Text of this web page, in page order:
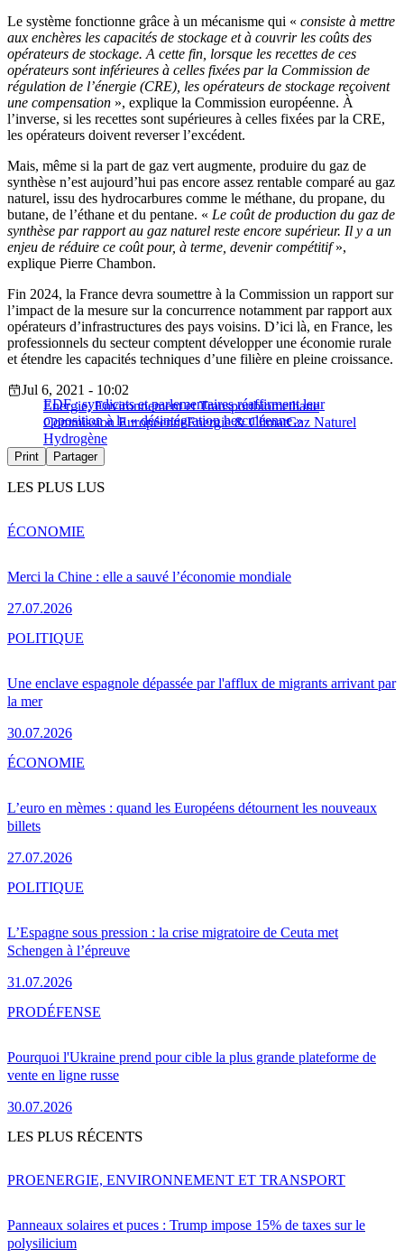
Le système fonctionne grâce à un mécanisme qui « consiste à mettre
aux enchères les capacités de stockage et à couvrir les coûts des
opérateurs de stockage. A cette fin, lorsque les recettes de ces
opérateurs sont inférieures à celles fixées par la Commission de
régulation de l’énergie (CRE), les opérateurs de stockage reçoivent
une compensation », explique la Commission européenne. À
l’inverse, si les recettes sont supérieures à celles fixées par la CRE,
les opérateurs doivent reverser l’excédent.
Mais, même si la part de gaz vert augmente, produire du gaz de
synthèse n’est aujourd’hui pas encore assez rentable comparé au gaz
naturel, issu des hydrocarbures comme le méthane, du propane, du
butane, de l’éthane et du pentane. « Le coût de production du gaz de
synthèse par rapport au gaz naturel reste encore supérieur. Il y a un
enjeu de réduire ce coût pour, à terme, devenir compétitif»,
explique Pierre Chambon.
Fin 2024, la France devra soumettre à la Commission un rapport sur
l’impact de la mesure sur la concurrence notamment par rapport aux
opérateurs d’infrastructures des pays voisins. D’ici là, en France, les
professionnels du secteur comptent développer une économie rurale
et étendre les capacités techniques d’une filière en pleine croissance.
EDF : syndicats et parlementaires réaffirment leur
opposition à la « désintégration herculéenne »
Jul 6, 2021 - 10:02
Energie, Environnement et Transportbiomethane
Commission EuropéenneEnergie & ClimatGaz Naturel
Hydrogène
Print Partager
LES PLUS LUS
Merci la Chine : elle a sauvé l’économie mondiale
27.07.2026
ÉCONOMIE
Une enclave espagnole dépassée par l'afflux de migrants arrivant par
la mer
30.07.2026
POLITIQUE
L’euro en mèmes : quand les Européens détournent les nouveaux
billets
27.07.2026
ÉCONOMIE
L’Espagne sous pression : la crise migratoire de Ceuta met
Schengen à l’épreuve
31.07.2026
POLITIQUE
Pourquoi l'Ukraine prend pour cible la plus grande plateforme de
vente en ligne russe
30.07.2026
PRODÉFENSE
LES PLUS RÉCENTS
Panneaux solaires et puces : Trump impose 15% de taxes sur le
polysilicium
PROENERGIE, ENVIRONNEMENT ET TRANSPORT